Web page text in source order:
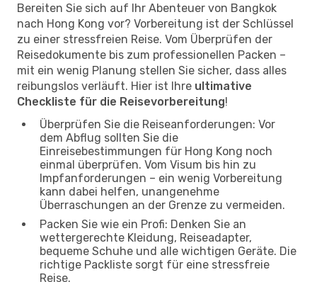
Bereiten Sie sich auf Ihr Abenteuer von Bangkok
nach Hong Kong vor? Vorbereitung ist der Schlüssel
zu einer stressfreien Reise. Vom Überprüfen der
Reisedokumente bis zum professionellen Packen –
mit ein wenig Planung stellen Sie sicher, dass alles
reibungslos verläuft. Hier ist Ihre ultimative
Checkliste für die Reisevorbereitung!
Überprüfen Sie die Reiseanforderungen: Vor
dem Abflug sollten Sie die
Einreisebestimmungen für Hong Kong noch
einmal überprüfen. Vom Visum bis hin zu
Impfanforderungen – ein wenig Vorbereitung
kann dabei helfen, unangenehme
Überraschungen an der Grenze zu vermeiden.
Packen Sie wie ein Profi: Denken Sie an
wettergerechte Kleidung, Reiseadapter,
bequeme Schuhe und alle wichtigen Geräte. Die
richtige Packliste sorgt für eine stressfreie
Reise.